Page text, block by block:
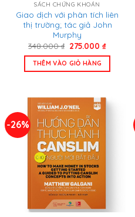
SÁCH CHỨNG KHOÁN
Giao dịch với phân tích liên
thị trường; tác giả John
Murphy
348.000₫ Giá
là:
348.000 ₫.
275.000₫Giá
THÊM VÀO GIỎ HÀNG
-26%